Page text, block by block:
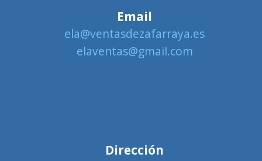
Email
ela@ventasdezafarraya.es
elaventas@gmail.com
Dirección